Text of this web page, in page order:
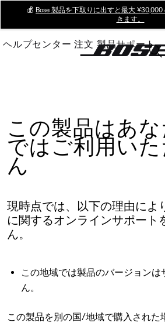
Main
💰 Bose 製品を下取りに出すと最大
きます。
ヘルプセンター 注文 製品サポート
この製品はあ
ではご利用い
ん
現時点では、以下の理由によ
に関するオンラインサポート
ん。
この地域では製品のバージョン
ん。
この製品を別の国/地域で購入された